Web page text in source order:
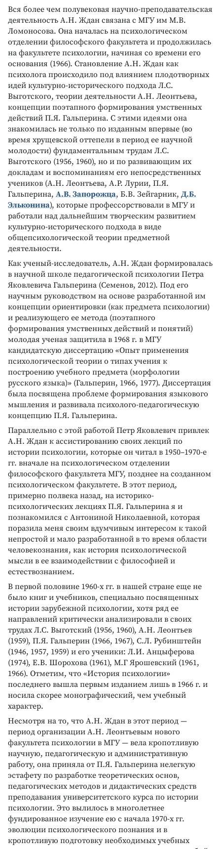
Вся более чем полувековая научно-преподавательская
деятельность А.Н. Ждан связана с МГУ им М.В.
Ломоносова. Она началась на психологическом
отделении философского факультета и продолжилась
на факультете психологии, начиная со времени его
основания (1966). Становление А.Н. Ждан как
психолога происходило под влиянием плодотворных
идей культурно-исторического подхода Л.С.
Выготского, теории деятельности А.Н. Леонтьева,
концепции поэтапного формирования умственных
действий П.Я. Гальперина. С этими идеями она
знакомилась не только по изданным впервые (во
время хрущевской оттепели в период ее научной
молодости) фундаментальным трудам Л.С.
Выготского (1956, 1960), но и по развивающим их
докладам и воспоминаниям его непосредственных
учеников (А.Н. Леонтьева, А.Р. Лурии, П.Я.
Гальперина, А.В. Запорожца, Б.В. Зейгарник, Д.Б.
Эльконина), которые профессорствовали в МГУ и
работали над дальнейшим творческим развитием
культурно-исторического подхода в виде
общепсихологической теории предметной
деятельности.
Как ученый-исследователь, А.Н. Ждан формировалась
в научной школе педагогической психологии Петра
Яковлевича Гальперина (Семенов, 2012). Под его
научным руководством на основе разработанной им
концепции ориентировки (как предмета психологии)
и реализующего ее метода (поэтапного
формирования умственных действий и понятий)
молодая ученая защитила в 1968 г. в МГУ
кандидатскую диссертацию «Опыт применения
психологической теории о типах учения к
построению учебного предмета (морфологии
русского языка)» (Гальперин, 1966, 1977). Диссертация
была посвящена проблеме формирования языкового
мышления и развивала психолого-педагогическую
концепцию П.Я. Гальперина.
Параллельно с этой работой Петр Яковлевич привлек
А.Н. Ждан к ассистированию своих лекций по
истории психологии, которые он читал в 1950–1970-е
гг. вначале на психологическом отделении
философского факультета МГУ, позднее на созданном
психологическом факультете. В этот период,
примерно полвека назад, на историко-
психологических лекциях П.Я. Гальперина я и
познакомился с Антониной Николаевной, которая
поразила меня своим вдумчивым интересом к такой
непростой и мало разработанной в то время области
человекознания, как история психологической
мысли в ее взаимодействии с философией и
естествознанием.
В первой половине 1960-х гг. в нашей стране еще не
было книг и учебников, специально посвященных
истории зарубежной психологии, хотя ряд ее
направлений критически анализировали в своих
трудах Л.С. Выготский (1956, 1960), А.Н. Леонтьев
(1959), П.Я. Гальперин (1966, 1967), С.Л. Рубинштейн
(1946, 1957, 1959) и его ученики: Л.И. Анцыферова
(1974), Е.В. Шорохова (1961), М.Г Ярошевский (1961,
1966). Отметим, что «История психологии»
последнего вышла первым изданием лишь в 1966 г. и
носила скорее монографический, чем учебный
характер.
Несмотря на то, что А.Н. Ждан в этот период —
период организации А.Н. Леонтьевым нового
факультета психологии в МГУ — вела кропотливую
научную, педагогическую и административную
работу, она приняла от П.Я. Гальперина нелегкую
эстафету по разработке теоретических основ,
педагогических методов и дидактических средств
преподавания университетского курса по истории
психологии. Это вылилось в многолетнее
фундированное изучение ею с начала 1970-х гг.
эволюции психологического познания и в
кропотливую подготовку необходимых учебных